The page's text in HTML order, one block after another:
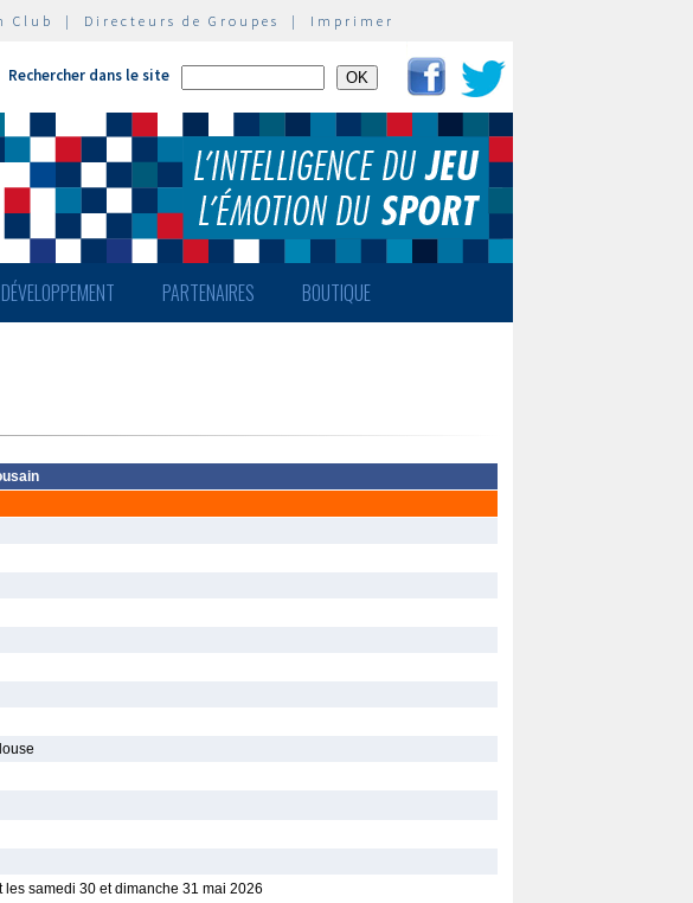
Club | Directeurs de Groupes | Imprimer
Rechercher dans le site
DÉVELOPPEMENT PARTENAIRES BOUTIQUE
samedi 30 et dimanche 31 mai 2026